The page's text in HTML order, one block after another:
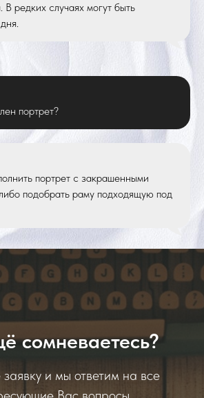
редких случаях могут быть
портрет?
портрет с закрашенными
подобрать раму подходящую под
сомневаетесь?
и мы ответим на все